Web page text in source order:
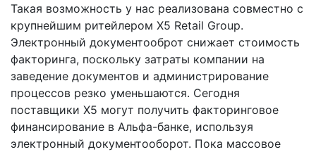
Такая возможность у нас реализована совместно с
крупнейшим ритейлером X5 Retail Group.
Электронный документооброт снижает стоимость
факторинга, поскольку затраты компании на
заведение документов и администрирование
процессов резко уменьшаются. Сегодня
поставщики X5 могут получить факторинговое
финансирование в Альфа-банке, используя
электронный документооборот. Пока массовое